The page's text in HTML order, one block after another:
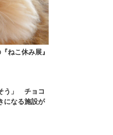
ねこ休み展』
う」 チョコ
になる施設が